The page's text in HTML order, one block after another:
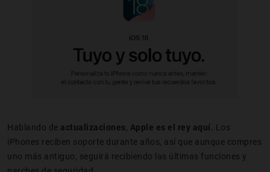
Hablando de actualizaciones Apple es el rey aquí. Los
iPhones reciben soporte durante años, así que aunque compres
uno más antiguo, seguirá recibiendo las últimas funciones y